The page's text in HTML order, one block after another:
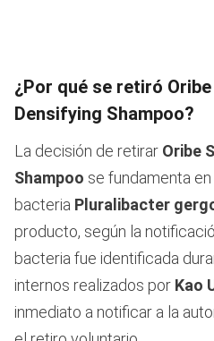
¿Por qué se retiró
Densifying Shampoo?
La decisión de retirar Oribe
Shampoo se fundamenta
bacteria Pluralibacter
producto, según la
bacteria fue identificada
internos realizados por Kao
inmediato a notificar a la